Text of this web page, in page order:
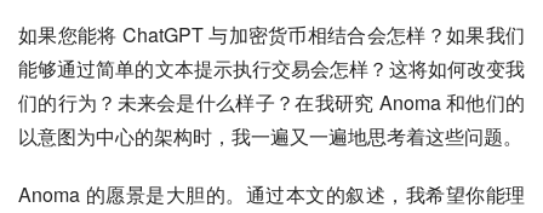
如果您能将 ChatGPT 与加密货币相结合会怎样？如果我们
能够通过简单的文本提示执行交易会怎样？这将如何改变我
们的行为？未来会是什么样子？在我研究 Anoma 和他们的
以意图为中心的架构时，我一遍又一遍地思考着这些问题。
Anoma 的愿景是大胆的。通过本文的叙述，我希望你能理